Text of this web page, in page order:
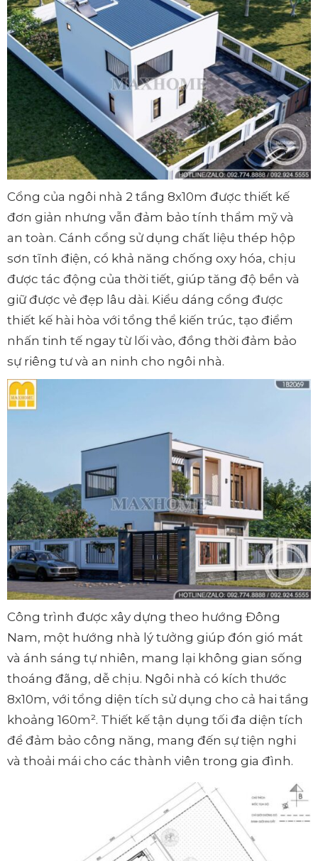
Cổng của ngôi nhà 2 tầng 8x10m được thiết kế
đơn giản nhưng vẫn đảm bảo tính thẩm mỹ và
an toàn. Cánh cổng sử dụng chất liệu thép hộp
sơn tĩnh điện, có khả năng chống oxy hóa, chịu
được tác động của thời tiết, giúp tăng độ bền và
giữ được vẻ đẹp lâu dài. Kiểu dáng cổng được
thiết kế hài hòa với tổng thể kiến trúc, tạo điểm
nhấn tinh tế ngay từ lối vào, đồng thời đảm bảo
sự riêng tư và an ninh cho ngôi nhà.
Công trình được xây dựng theo hướng Đông
Nam, một hướng nhà lý tưởng giúp đón gió mát
và ánh sáng tự nhiên, mang lại không gian sống
thoáng đãng, dễ chịu. Ngôi nhà có kích thước
8x10m, với tổng diện tích sử dụng cho cả hai tầng
khoảng 160m². Thiết kế tận dụng tối đa diện tích
để đảm bảo công năng, mang đến sự tiện nghi
và thoải mái cho các thành viên trong gia đình.